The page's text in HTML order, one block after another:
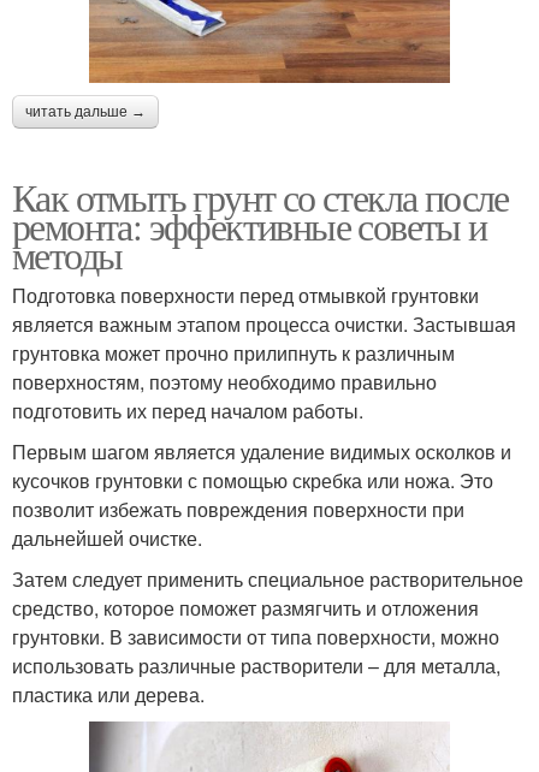
читать дальше →
Как отмыть грунт со стекла после
ремонта: эффективные советы и
методы
Подготовка поверхности перед отмывкой грунтовки
является важным этапом процесса очистки. Застывшая
грунтовка может прочно прилипнуть к различным
поверхностям, поэтому необходимо правильно
подготовить их перед началом работы.
Первым шагом является удаление видимых осколков и
кусочков грунтовки с помощью скребка или ножа. Это
позволит избежать повреждения поверхности при
дальнейшей очистке.
Затем следует применить специальное растворительное
средство, которое поможет размягчить и отложения
грунтовки. В зависимости от типа поверхности, можно
использовать различные растворители – для металла,
пластика или дерева.